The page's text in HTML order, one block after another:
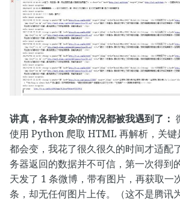
讲真，各种复杂的情况都被我遇到了：
使用 Python 爬取 HTML 再解析，关
都会变，我花了很久很久的时间才适配
务器返回的数据并不可信，第一次得到
天发了 1 条微博，带有图片，再获取一
条，却无任何图片上传。（这不是腾讯